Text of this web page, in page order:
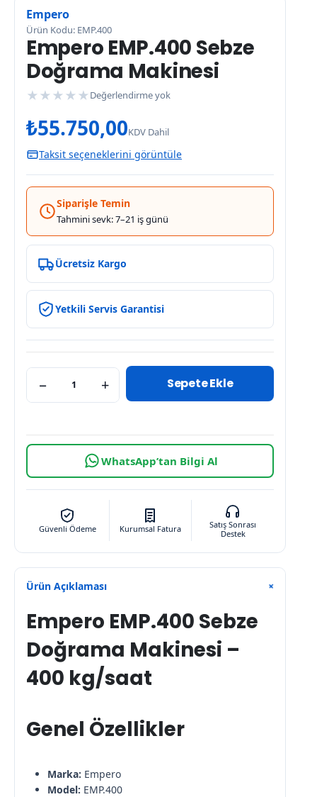
Empero
Ürün Kodu: EMP.400
Empero EMP.400 Sebze
Doğrama Makinesi
★ ★ ★ ★ ★ Değerlendirme yok
₺55.750,00KDV Dahil
Taksit seçeneklerini görüntüle
Siparişle Temin
Tahmini sevk: 7–21 iş günü
Ücretsiz Kargo
Yetkili Servis Garantisi
− + Sepete Ekle
WhatsApp’tan Bilgi Al
Güvenli Ödeme Kurumsal Fatura
Satış Sonrası
Destek
Ürün Açıklaması +
Empero EMP.400 Sebze
Doğrama Makinesi –
400 kg/saat
Genel Özellikler
Marka: Empero
Model: EMP.400